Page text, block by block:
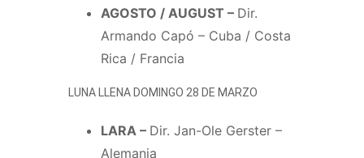
AGOSTO / AUGUST – Dir.
Armando Capó – Cuba / Costa
Rica / Francia
LUNA LLENA DOMINGO 28 DE MARZO
LARA – Dir. Jan-Ole Gerster –
Alemania